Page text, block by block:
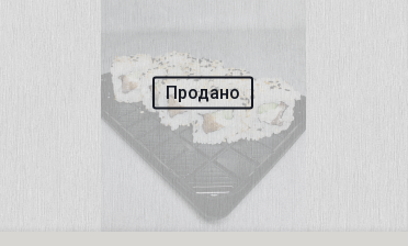
Продано